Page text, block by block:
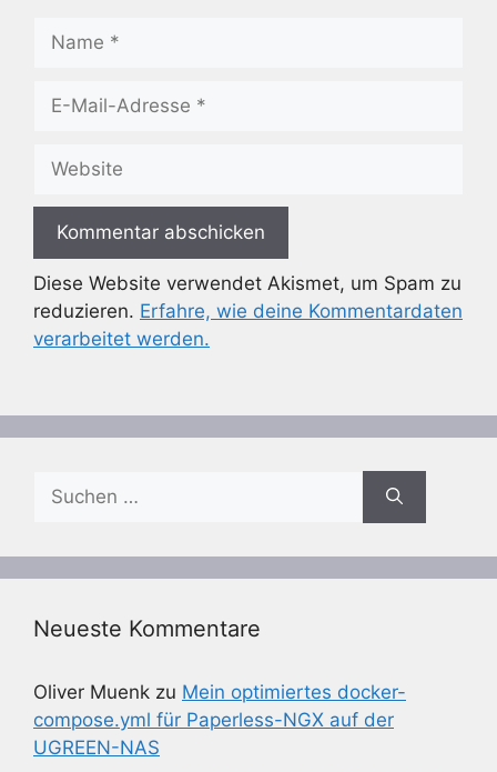
Name
Website
Diese Website verwendet Akismet, um Spam zu
reduzieren. Erfahre, wie deine Kommentardaten
verarbeitet werden.
nach:
Neueste Kommentare
Oliver Muenk zu Mein optimiertes docker-
compose.yml für Paperless-NGX auf der
UGREEN-NAS